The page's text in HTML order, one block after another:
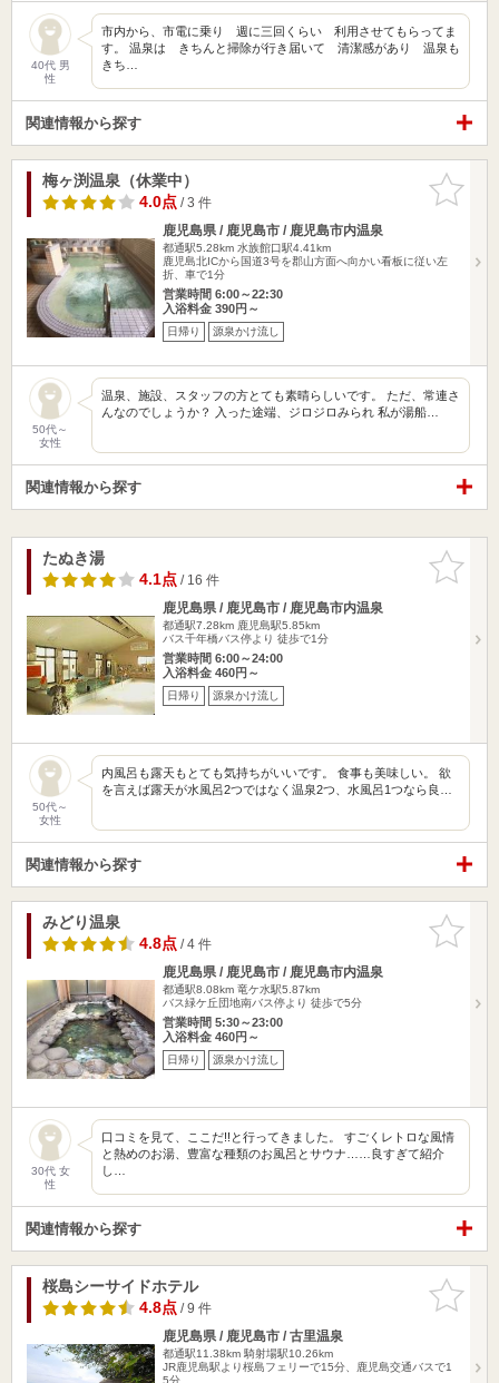
40代 男
性
市内から、市電に乗り 週に三回くらい 利用させてもらってま
す。 温泉は きちんと掃除が行き届いて 清潔感があり 温泉も
きち…
関連情報から探す
お気に入
りに追加
梅ヶ渕温泉（休業中）
4.0点/ 3 件
鹿児島県 / 鹿児島市 / 鹿児島市内温泉
都通駅5.28km 水族館口駅4.41km
鹿児島北ICから国道3号を郡山方面へ向かい看板に従い左
折、車で1分
営業時間 6:00～22:30
入浴料金 390円～
日帰り 源泉かけ流し
50代～
女性
温泉、施設、スタッフの方とても素晴らしいです。 ただ、常連さ
んなのでしょうか？ 入った途端、ジロジロみられ 私が湯船…
関連情報から探す
お気に入
りに追加
たぬき湯
4.1点/ 16 件
鹿児島県 / 鹿児島市 / 鹿児島市内温泉
都通駅7.28km 鹿児島駅5.85km
バス千年橋バス停より 徒歩で1分
営業時間 6:00～24:00
入浴料金 460円～
日帰り 源泉かけ流し
50代～
女性
内風呂も露天もとても気持ちがいいです。 食事も美味しい。 欲
を言えば露天が水風呂2つではなく温泉2つ、水風呂1つなら良…
関連情報から探す
お気に入
りに追加
みどり温泉
4.8点/ 4 件
鹿児島県 / 鹿児島市 / 鹿児島市内温泉
都通駅8.08km 竜ケ水駅5.87km
バス緑ケ丘団地南バス停より 徒歩で5分
営業時間 5:30～23:00
入浴料金 460円～
日帰り 源泉かけ流し
30代 女
性
口コミを見て、ここだ!!と行ってきました。 すごくレトロな風情
と熱めのお湯、豊富な種類のお風呂とサウナ……良すぎて紹介
し…
関連情報から探す
お気に入
りに追加
桜島シーサイドホテル
4.8点/ 9 件
鹿児島県 / 鹿児島市 / 古里温泉
都通駅11.38km 騎射場駅10.26km
JR鹿児島駅より桜島フェリーで15分、鹿児島交通バスで1
5分